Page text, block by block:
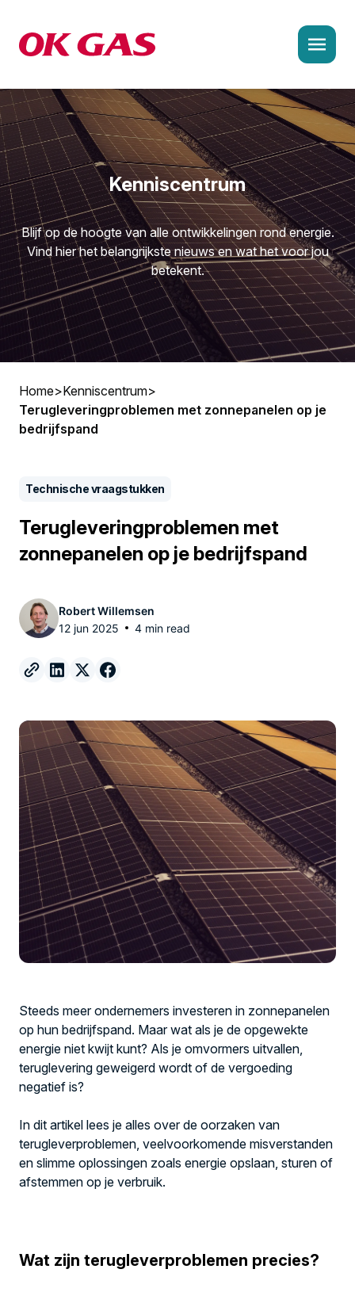
Oplossingen en aanpak
Agrarische sector
Bouw en infra
Industrie en productie
Logistiek en transport
Recreatie en horeca
Kenniscentrum
Blijf op de hoogte van alle ontwikkelingen rond energie.
Vind hier het belangrijkste nieuws en wat het voor jou
betekent.
Home>Kenniscentrum>
Terugleveringproblemen met zonnepanelen op je
bedrijfspand
Technische vraagstukken
Terugleveringproblemen met
zonnepanelen op je bedrijfspand
Robert Willemsen
12 jun 2025
4 min read
Steeds meer ondernemers investeren in zonnepanelen
op hun bedrijfspand. Maar wat als je de opgewekte
energie niet kwijt kunt? Als je omvormers uitvallen,
teruglevering geweigerd wordt of de vergoeding
negatief is?
In dit artikel lees je alles over de oorzaken van
terugleverproblemen, veelvoorkomende misverstanden
en slimme oplossingen zoals energie opslaan, sturen of
afstemmen op je verbruik.
Wat zijn terugleverproblemen precies?